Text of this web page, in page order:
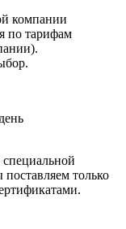
компании
по тарифам
только